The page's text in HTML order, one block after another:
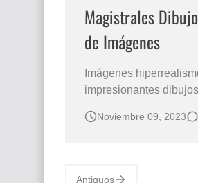
Magistrales
de Imágenes
Imágenes
impresionantes
son obras de arte
PINTADO CON LÁPIZ Dibujos Hechos a
Noviembre 09, 2023
Antiguos